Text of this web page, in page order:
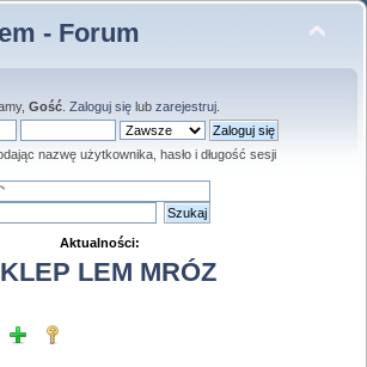
- Forum
Gość. Zaloguj sięlub zarejestruj.
nazwę użytkownika, hasło i długość sesji
Aktualności:
LEM MRÓZ